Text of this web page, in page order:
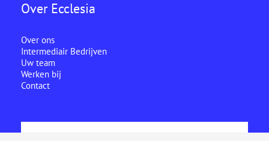
Over Ecclesia
Over ons
Intermediair Bedrijven
Uw team
Werken bij
Contact